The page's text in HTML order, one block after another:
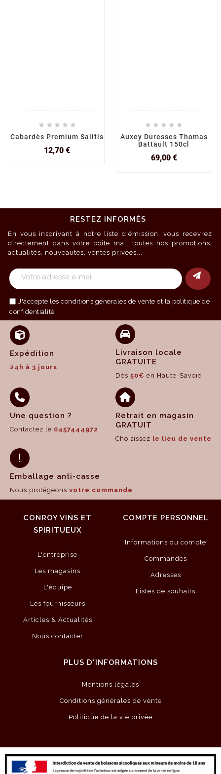
    
Cabardès Premium Salitis
12,70 €Prix
    
Auxey Duresses Thomas
Battault 150cl
69,00 €Prix
RESTEZ INFORMÉS
En vous inscrivant à notre liste d'émission, vous recevrez
directement dans votre boite mail toutes nos promotions,
actualités, nouveautés, ventes privées...
J'accepte les conditions générales de vente et la politique de
confidentialité
Expédition
24h à 3 jours
Livraison locale
GRATUITE
Dès 50€ en Haute-Savoie
Une question ?
Contactez le 0457444972
Retrait en magasin
GRATUIT
Choisissez le lieu de vente
Emballage anti-casse
Nous protégeons votre commande
CONROY VINS ET
SPIRITUEUX
L'entreprise
Les magasins
L'équipe
Les fournisseurs
Articles & Actualités
Nous contacter
COMPTE PERSONNEL
Informations du compte
Commandes
Adresses
Listes de souhaits
PLUS D'INFORMATIONS
Mentions légales
Conditions générales de vente
Politique de la vie privée